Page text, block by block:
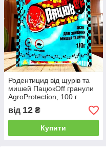
Родентицид від щурів та
мишей ПацюкOff гранули
AgroProtection, 100 г
від 12 ₴
Купити